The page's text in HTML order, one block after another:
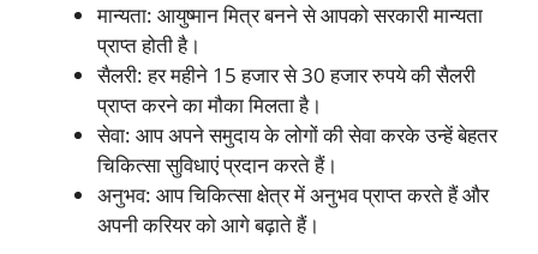
मान्यता: आयुष्मान मित्र बनने से आपको सरकारी मान्यता
प्राप्त होती है।
सैलरी: हर महीने 15 हजार से 30 हजार रुपये की सैलरी
प्राप्त करने का मौका मिलता है।
सेवा: आप अपने समुदाय के लोगों की सेवा करके उन्हें बेहतर
चिकित्सा सुविधाएं प्रदान करते हैं।
अनुभव: आप चिकित्सा क्षेत्र में अनुभव प्राप्त करते हैं और
अपनी करियर को आगे बढ़ाते हैं।